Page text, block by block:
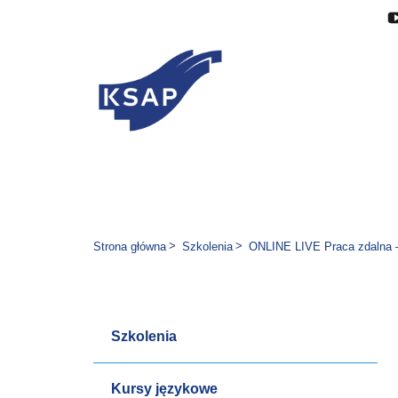
Zmień wersję językową strony
Jesteś tutaj:
Strona główna Szkolenia ONLINE LIVE Praca zdalna
Szkolenia
Kursy językowe